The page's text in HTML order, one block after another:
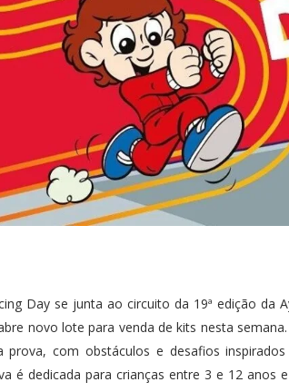
Day se junta ao circuito da 19ª edição da
novo lote para venda de kits nesta
com obstáculos e desafios
é dedicada para crianças entre 3 e 12 anos